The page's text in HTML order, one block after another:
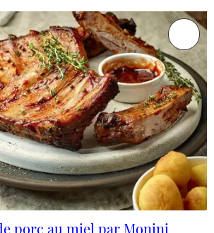
porc au miel par Monini